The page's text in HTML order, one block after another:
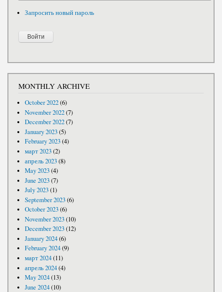
Запросить новый пароль
MONTHLY ARCHIVE
October 2022(6)
November 2022(7)
December 2022(7)
January 2023(5)
February 2023(4)
март 2023(2)
апрель 2023(8)
May 2023(4)
June 2023(7)
July 2023(1)
September 2023(6)
October 2023(6)
November 2023(10)
December 2023(12)
January 2024(6)
February 2024(9)
март 2024(11)
апрель 2024(4)
May 2024(13)
June 2024(10)